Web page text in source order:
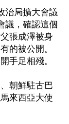
治局擴大會議
議，確認這個
張成澤被身
的被公開。
手足相殘。
朝鮮駐古巴
來西亞大使